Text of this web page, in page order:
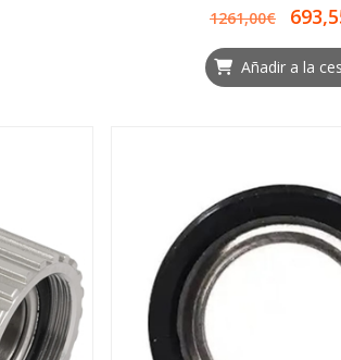
1261,00€
Añadir a la